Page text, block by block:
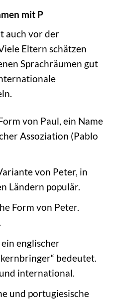
mit P
auch vor der
Eltern schätzen
Sprachräumen gut
von Paul, ein Name
Assoziation (Pablo
von Peter, in
Ländern populär.
Form von Peter.
englischer
bedeutet.
international.
und portugiesische